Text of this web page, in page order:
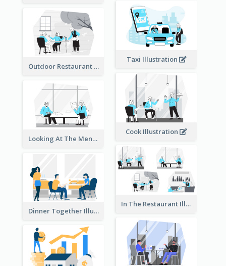
Taxi Illustration
Outdoor Restaurant Illustration
Cook Illustration
Looking At The Menu Illustration
In The Restaurant Illustration
Dinner Together Illustration